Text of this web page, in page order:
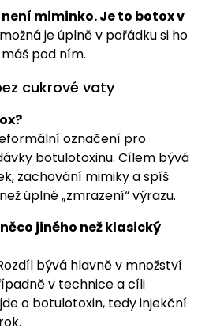
miminko. Je to botox v
je úplně v pořádku si ho
pod ním.
cukrové vaty
označení pro
botulotoxinu. Cílem bývá
zachování mimiky a spíš
úplné „zmrazení“ výrazu.
jiného než klasický
bývá hlavně v množství
v technice a cíli
o botulotoxin, tedy injekční